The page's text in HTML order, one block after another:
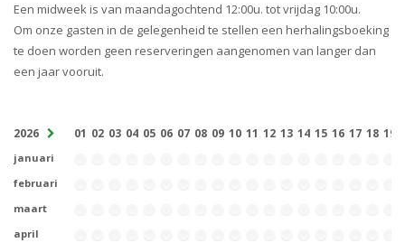
Een midweek is van maandagochtend 12:00u. tot vrijdag 10:00u.
Om onze gasten in de gelegenheid te stellen een herhalingsboeking
te doen worden geen reserveringen aangenomen van langer dan
een jaar vooruit.
2026 01 02 03 04 05 06 07 08 09 10 11 12 13 14 15 16 17 18 19
januari
februari
maart
april